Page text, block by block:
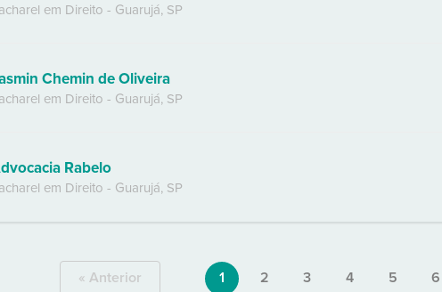
em Direito - Guarujá, SP
Chemin de Oliveira
em Direito - Guarujá, SP
Rabelo
em Direito - Guarujá, SP
« Anterior 1 2 3 4 5 6